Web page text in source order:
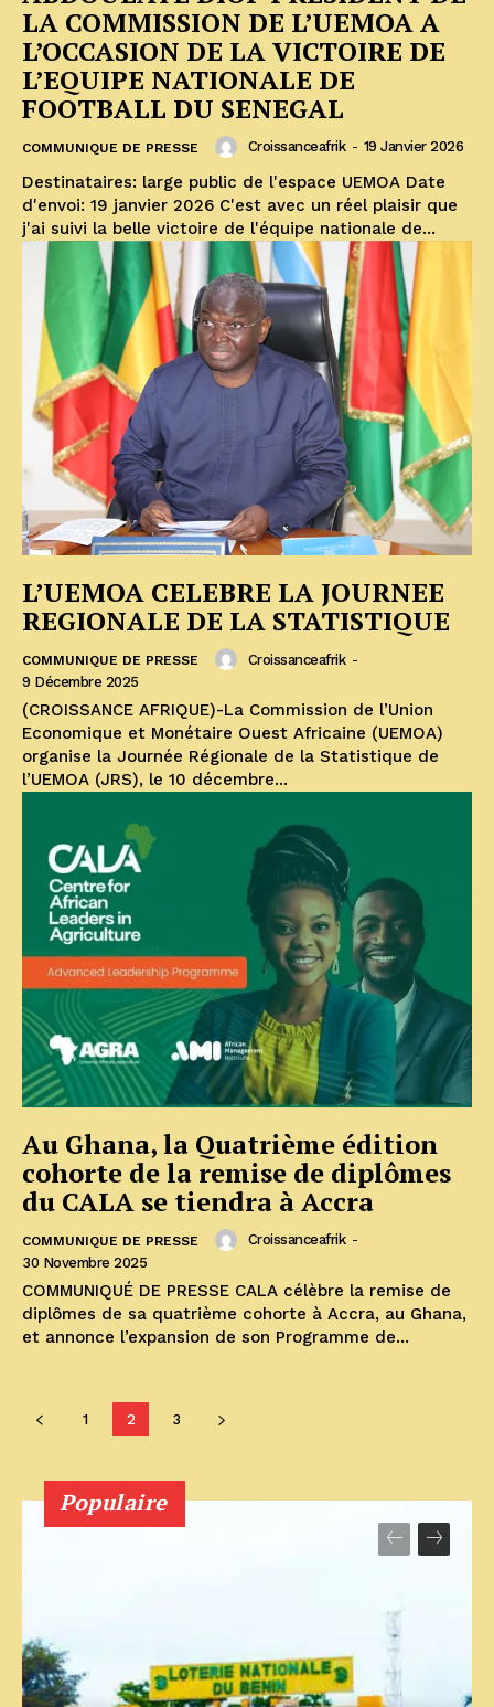
LA COMMISSION DE L’UEMOA A
L’OCCASION DE LA VICTOIRE DE
L’EQUIPE NATIONALE DE
FOOTBALL DU SENEGAL
COMMUNIQUE DE PRESSE Croissanceafrik - 19 Janvier 2026
Destinataires: large public de l'espace UEMOA Date
d'envoi: 19 janvier 2026 C'est avec un réel plaisir que
j'ai suivi la belle victoire de l'équipe nationale de...
L’UEMOA CELEBRE LA JOURNEE
REGIONALE DE LA STATISTIQUE
COMMUNIQUE DE PRESSE Croissanceafrik -
9 Décembre 2025
(CROISSANCE AFRIQUE)-La Commission de l’Union
Economique et Monétaire Ouest Africaine (UEMOA)
organise la Journée Régionale de la Statistique de
l’UEMOA (JRS), le 10 décembre...
Au Ghana, la Quatrième édition
cohorte de la remise de diplômes
du CALA se tiendra à Accra
COMMUNIQUE DE PRESSE Croissanceafrik -
30 Novembre 2025
COMMUNIQUÉ DE PRESSE CALA célèbre la remise de
diplômes de sa quatrième cohorte à Accra, au Ghana,
et annonce l’expansion de son Programme de...
1 2 3
Populaire